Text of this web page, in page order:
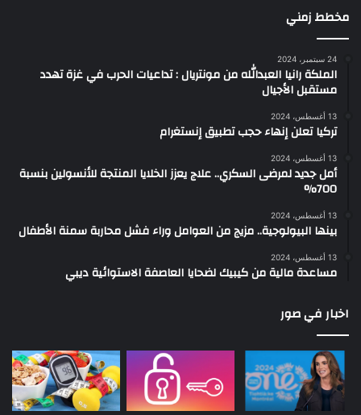
مخطط زمني
24 سبتمبر، 2024
الملكة رانيا العبدالله من مونتريال : تداعيات الحرب في غزة تهدد
مستقبل الأجيال
13 أغسطس، 2024
تركيا تعلن إنهاء حجب تطبيق إنستغرام
13 أغسطس، 2024
أمل جديد لمرضى السكري.. علاج يعزز الخلايا المنتجة للأنسولين بنسبة
700%
13 أغسطس، 2024
بينها البيولوجية.. مزيج من العوامل وراء فشل محاربة سمنة الأطفال
13 أغسطس، 2024
مساعدة مالية من كيبيك لضحايا العاصفة الاستوائية ديبي
اخبار في صور